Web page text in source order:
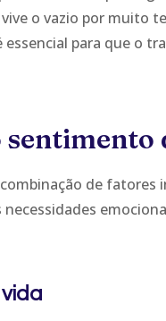
o vazio por muito
essencial para que o
sentimento
de fatores